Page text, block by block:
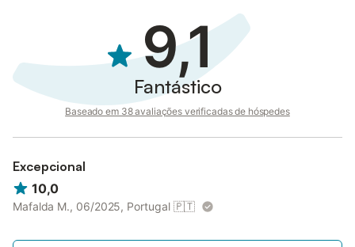
9,1
Fantástico
Baseado em 38 avaliações verificadas de hóspedes
Excepcional
10,0
Mafalda M., 06/2025, Portugal 🇵🇹